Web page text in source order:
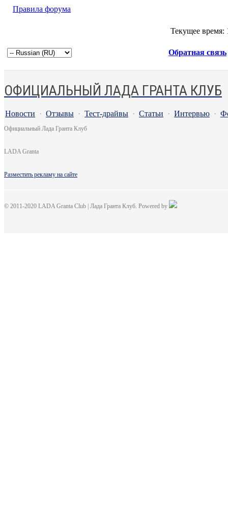
Правила форума
Текущее время:
Обратная связь
ОФИЦИАЛЬНЫЙ ЛАДА ГРАНТА КЛУБ
Новости · Отзывы · Тест-драйвы · Статьи · Интервью ·
Официальный Лада Гранта Клуб
LADA Granta
Разместить рекламу на сайте
© 2011-2020 LADA Granta Club | Лада Гранта Клуб. Powered by